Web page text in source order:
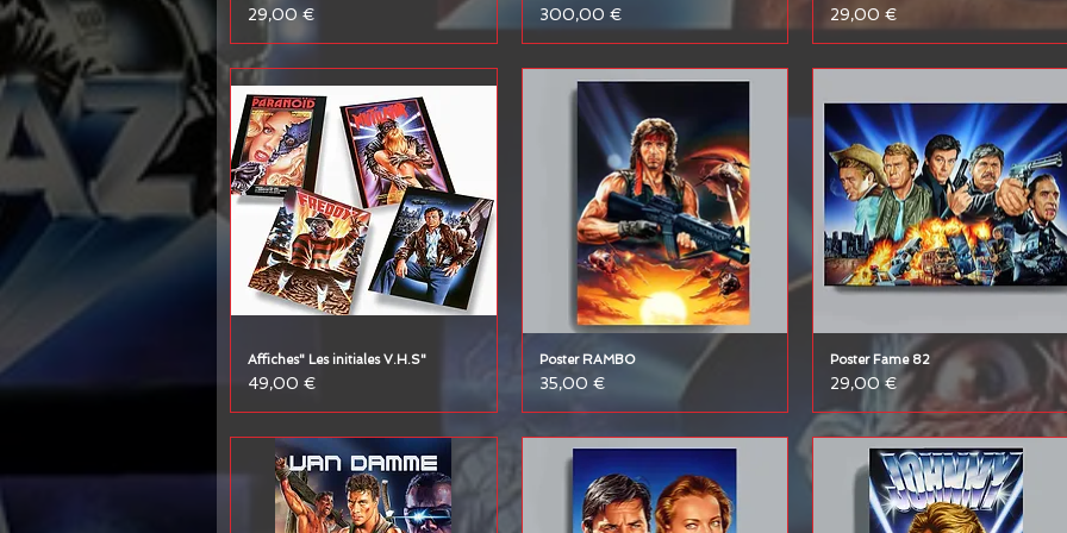
Prix
29,00 € Prix
300,00 € Prix
29,00 €
Affiches" Les initiales V.H.S"
Prix
49,00 €
Poster RAMBO
Prix
35,00 €
Poster Fame 82
Prix
29,00 €